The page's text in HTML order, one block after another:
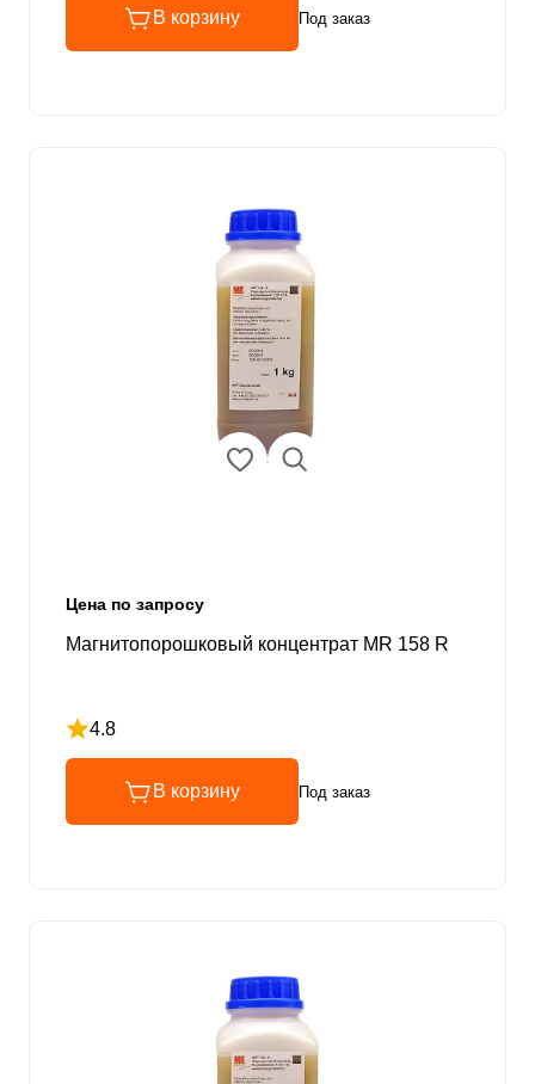
В корзину Под заказ
Цена по запросу
Магнитопорошковый концентрат MR 158 R
4.8
Рейтинг 4.8 из 5
В корзину Под заказ